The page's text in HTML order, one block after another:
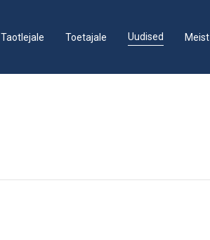
Taotlejale Toetajale Uudised Meist